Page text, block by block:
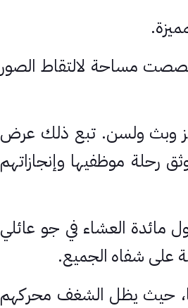
مساحة لالتقاط الصور
وبث ولسن. تبع ذلك عرض
موظفيها وإنجازاتهم
مائدة العشاء في جو عائلي
على شفاه الجميع.
حيث يظل الشغف محركهم